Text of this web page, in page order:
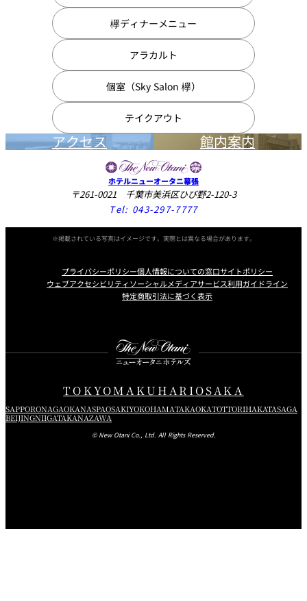
欅ディナーメニュー
アラカルト
個室（Sky Salon 欅）
テイクアウト
アクセス 館内案内
ホテルニューオータニ幕張
〒261-0021 千葉市美浜区ひび野2-120-3
Tel: 043-297-7777
※掲載されている写真はイメージです。実際とは異なる場合があります。
プライバシーポリシー個人情報についての窓口サイトポリシー
ウェブアクセシビリティソーシャルメディアサービス利用ガイドライン
特定商取引法に基づく表示
TOKYOMAKUHARIOSAKA
SAPPORONAGAOKANASPAOSAKIYOKOHAMATAKAOKATOTTORIHAKATASAGA
BEIJINGNIIGATAKANAZAWA
© New Otani Co., Ltd. All Rights Reserved.